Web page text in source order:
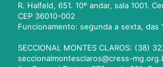
R. Halfeld, 651. 10º andar, sala 1001.
CEP 36010-002
Funcionamento: segunda a sexta, das
SECCIONAL MONTES CLAROS: (38)
seccionalmontesclaros@cress-